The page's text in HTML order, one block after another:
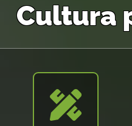
Cultura